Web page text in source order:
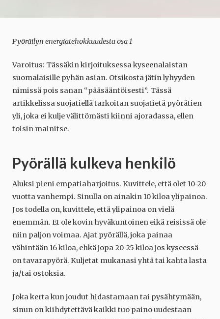
Pyöräilyn energiatehokkuudesta osa 1
Varoitus: Tässäkin kirjoituksessa kyseenalaistan
suomalaisille pyhän asian. Otsikosta jätin lyhyyden
nimissä pois sanan “pääsääntöisesti”. Tässä
artikkelissa suojatiellä tarkoitan suojatietä pyörätien
yli, joka ei kulje välittömästi kiinni ajoradassa, ellen
toisin mainitse.
Pyörällä kulkeva henkilö
Aluksi pieni empatiaharjoitus. Kuvittele, että olet 10-20
vuotta vanhempi. Sinulla on ainakin 10 kiloa ylipainoa.
Jos todella on, kuvittele, että ylipainoa on vielä
enemmän. Et ole kovin hyväkuntoinen eikä reisissä ole
niin paljon voimaa. Ajat pyörällä, joka painaa
vähintään 16 kiloa, ehkä jopa 20-25 kiloa jos kyseessä
on tavarapyörä. Kuljetat mukanasi yhtä tai kahta lasta
ja/tai ostoksia.
Joka kerta kun joudut hidastamaan tai pysähtymään,
sinun on kiihdytettävä kaikki tuo paino uudestaan